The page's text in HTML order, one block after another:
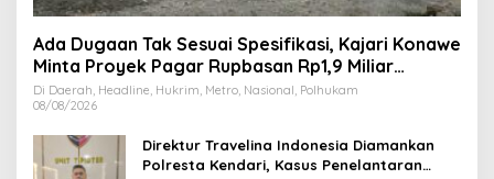
Ada Dugaan Tak Sesuai Spesifikasi, Kajari Konawe
Minta Proyek Pagar Rupbasan Rp1,9 Miliar
Dihentikan
Di Daerah, Headline, Hukrim, Metro, Nasional, Polhukam
08/08/2026
Direktur Travelina Indonesia Diamankan
Polresta Kendari, Kasus Penelantaran